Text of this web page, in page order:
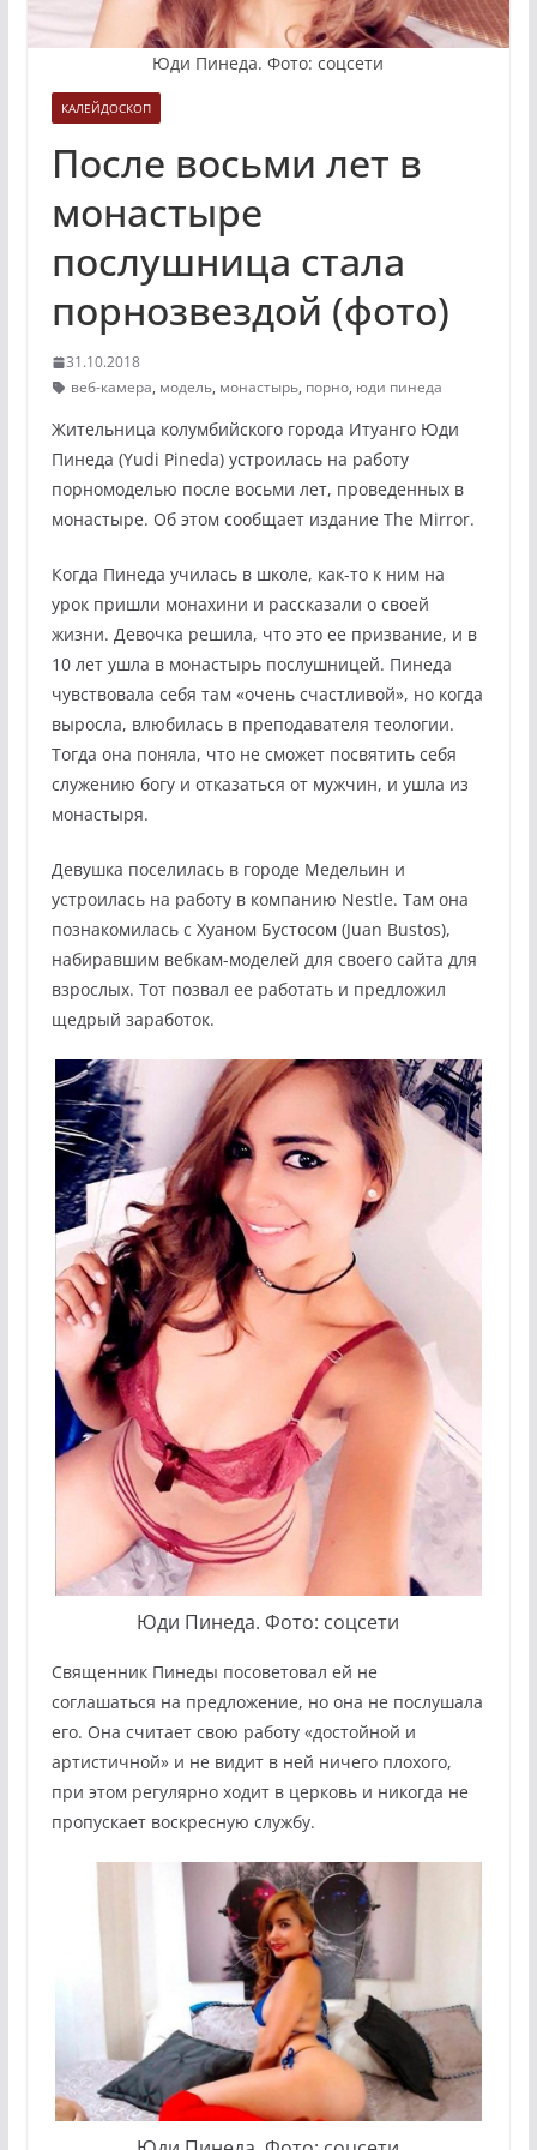
Юди Пинеда. Фото: соцсети
КАЛЕЙДОСКОП
После восьми лет в
монастыре
послушница стала
порнозвездой (фото)
31.10.2018
веб-камера, модель, монастырь, порно, юди пинеда
Жительница колумбийского города Итуанго Юди
Пинеда (Yudi Pineda) устроилась на работу
порномоделью после восьми лет, проведенных в
монастыре. Об этом сообщает издание The Mirror.
Когда Пинеда училась в школе, как-то к ним на
урок пришли монахини и рассказали о своей
жизни. Девочка решила, что это ее призвание, и в
10 лет ушла в монастырь послушницей. Пинеда
чувствовала себя там «очень счастливой», но когда
выросла, влюбилась в преподавателя теологии.
Тогда она поняла, что не сможет посвятить себя
служению богу и отказаться от мужчин, и ушла из
монастыря.
Девушка поселилась в городе Медельин и
устроилась на работу в компанию Nestle. Там она
познакомилась с Хуаном Бустосом (Juan Bustos),
набиравшим вебкам-моделей для своего сайта для
взрослых. Тот позвал ее работать и предложил
щедрый заработок.
Юди Пинеда. Фото: соцсети
Священник Пинеды посоветовал ей не
соглашаться на предложение, но она не послушала
его. Она считает свою работу «достойной и
артистичной» и не видит в ней ничего плохого,
при этом регулярно ходит в церковь и никогда не
пропускает воскресную службу.